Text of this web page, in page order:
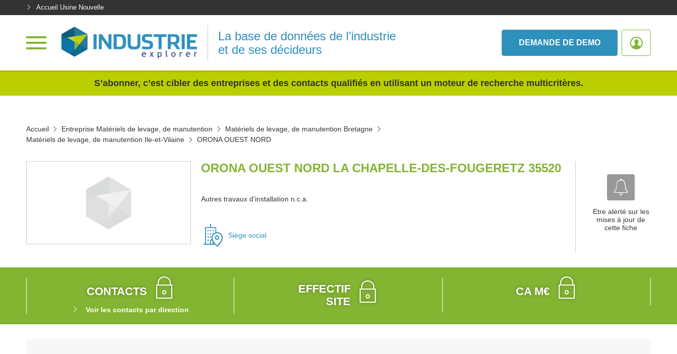
Accueil Usine Nouvelle
La base de données de l’industrie
et de ses décideurs
DEMANDE DE DEMO
S’abonner, c’est cibler des entreprises et des contacts qualifiés en utilisant un moteur de recherche multicritères.
Accueil Entreprise Matériels de levage, de manutention
Matériels de levage, de manutention Bretagne
Matériels de levage, de manutention Ile-et-Vilaine
ORONA OUEST NORD
ORONA OUEST NORD LA CHAPELLE-DES-FOUGERETZ 35520
Autres travaux d'installation n.c.a.
Siège social
Etre alerté sur les
mises à jour de
cette fiche
CONTACTS
Voir les contacts par direction
EFFECTIF
SITE
CA M€